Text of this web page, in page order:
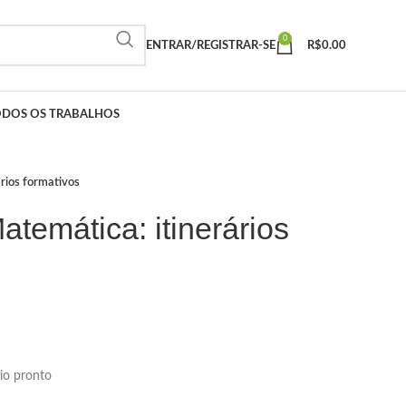
ENTRAR/REGISTRAR-SE
0
R$0.00
OS TRABALHOS
formativos
itinerários